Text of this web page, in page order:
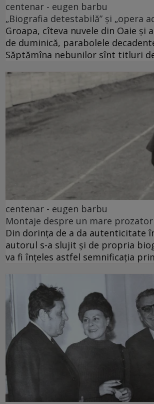
centenar - eugen barbu
„Biografia detestabilă” și „opera
Groapa, cîteva nuvele din Oaie și
de duminică, parabolele
Săptămîna nebunilor sînt titluri
centenar - eugen barbu
Montaje despre un mare prozator
Din dorința de a da autenticitate
autorul s-a slujit și de propria
va fi înțeles astfel semnificația